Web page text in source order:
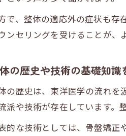
で、整体の適応外の症状も存
ンセリングを受けることが、
の歴史や技術の基礎知識
の歴史は、東洋医学の流れを
派や技術が存在しています。
的な技術としては、骨盤矯正